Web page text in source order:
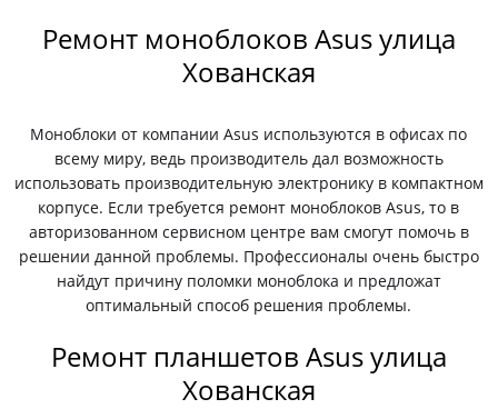
Ремонт моноблоков Asus улица
Хованская
Моноблоки от компании Asus используются в офисах по
всему миру, ведь производитель дал возможность
использовать производительную электронику в компактном
корпусе. Если требуется ремонт моноблоков Asus, то в
авторизованном сервисном центре вам смогут помочь в
решении данной проблемы. Профессионалы очень быстро
найдут причину поломки моноблока и предложат
оптимальный способ решения проблемы.
Ремонт планшетов Asus улица
Хованская